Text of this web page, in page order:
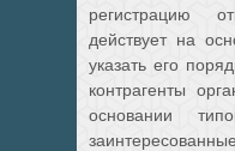
регистрацию
действует на
указать его
контрагенты
основании